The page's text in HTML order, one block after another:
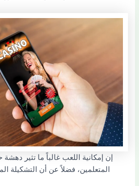
إن إمكانية اللعب غالباً ما تثير
المتعلمين، فضلاً عن أن التشكيلة